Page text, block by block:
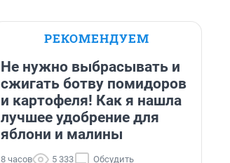
РЕКОМЕНДУЕМ
Не нужно выбрасывать и
сжигать ботву помидоров
и картофеля! Как я нашла
лучшее удобрение для
яблони и малины
8 часов 5 333 Обсудить